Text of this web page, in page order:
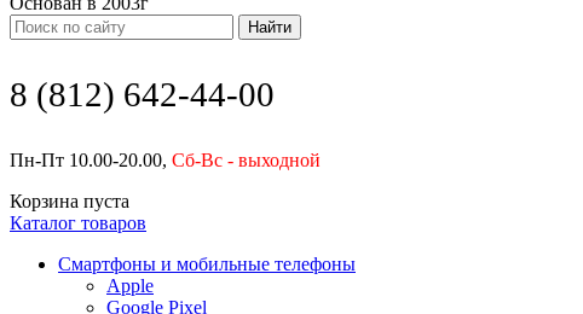
Найти
8 (812) 642-44-00
Пн-Пт 10.00-20.00, Сб-Вс - выходной
Корзина пуста
Каталог товаров
Смартфоны и мобильные телефоны
Apple
Google Pixel